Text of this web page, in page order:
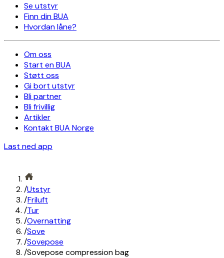
Se utstyr
Finn din BUA
Hvordan låne?
Om oss
Start en BUA
Støtt oss
Gi bort utstyr
Bli partner
Bli frivillig
Artikler
Kontakt BUA Norge
Last ned app
/Utstyr
/Friluft
/Tur
/Overnatting
/Sove
/Sovepose
/Sovepose compression bag